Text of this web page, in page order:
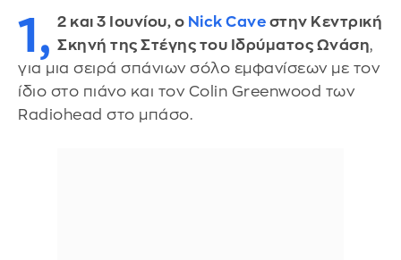
1, 2 και 3 Ιουνίου, ο Nick Cave στην Κεντρική
Σκηνή της Στέγης του Ιδρύματος Ωνάση,
για μια σειρά σπάνιων σόλο εμφανίσεων με τον
ίδιο στο πιάνο και τον Colin Greenwood των
Radiohead στο μπάσο.